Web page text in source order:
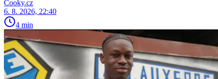
Cooky.cz
6. 8. 2026, 22:40
4 min